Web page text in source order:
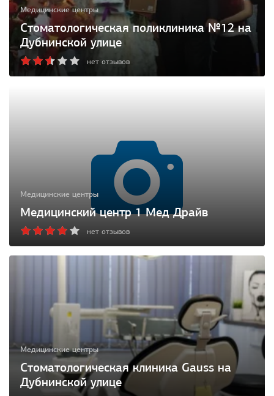
Медицинские центры
Стоматологическая поликлиника №12 на
Дубнинской улице
нет отзывов
Медицинские центры
Медицинский центр 1 Мед Драйв
нет отзывов
Медицинские центры
Стоматологическая клиника Gauss на
Дубнинской улице